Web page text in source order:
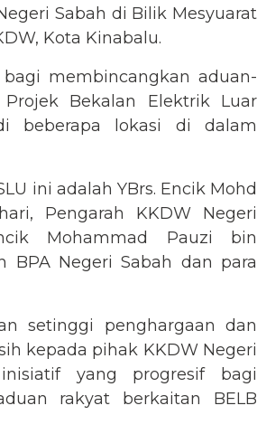
Sabah di Bilik Mesyuarat
Kota Kinabalu.
membincangkan aduan-
Bekalan Elektrik Luar
beberapa lokasi di dalam
ini adalah YBrs. Encik Mohd
Pengarah KKDW Negeri
Mohammad Pauzi bin
BPA Negeri Sabah dan para
setinggi penghargaan dan
kepada pihak KKDW Negeri
yang progresif bagi
rakyat berkaitan BELB